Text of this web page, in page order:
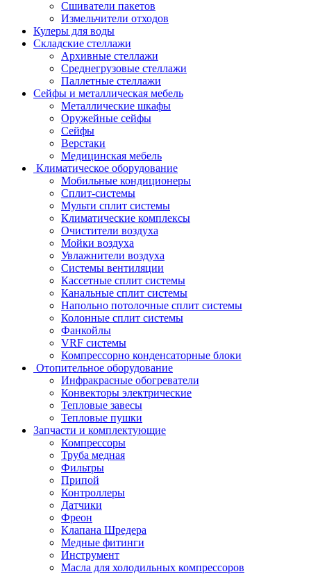
Сшиватели пакетов
Измельчители отходов
Кулеры для воды
Складские стеллажи
Архивные стеллажи
Среднегрузовые стеллажи
Паллетные стеллажи
Сейфы и металлическая мебель
Металлические шкафы
Оружейные сейфы
Сейфы
Верстаки
Медицинская мебель
Климатическое оборудование
Мобильные кондиционеры
Сплит-системы
Мульти сплит системы
Климатические комплексы
Очистители воздуха
Мойки воздуха
Увлажнители воздуха
Системы вентиляции
Кассетные сплит системы
Канальные сплит системы
Напольно потолочные сплит системы
Колонные сплит системы
Фанкойлы
VRF системы
Компрессорно конденсаторные блоки
Отопительное оборудование
Инфракрасные обогреватели
Конвекторы электрические
Тепловые завесы
Тепловые пушки
Запчасти и комплектующие
Компрессоры
Труба медная
Фильтры
Припой
Контроллеры
Датчики
Фреон
Клапана Шредера
Медные фитинги
Инструмент
Масла для холодильных компрессоров